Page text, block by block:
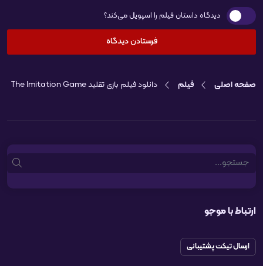
دیدگاه داستان فیلم را اسپویل می‌کند؟
صفحه اصلی فیلم دانلود فیلم بازی تقلید The Imitation Game
Search
ارتباط با موجو
ارسال تیکت پشتیبانی